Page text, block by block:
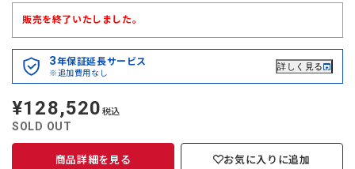
販売を終了いたしました。
3年保証延長サービス
※追加費用なし
詳しく見る
定
価
¥128,520 税込
SOLD OUT
商品詳細を見る お気に入りに追加